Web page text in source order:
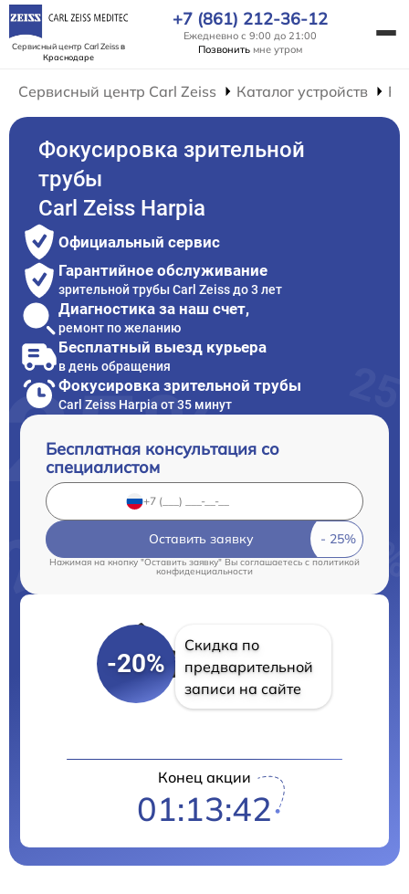
Сервисный центр Carl Zeissв
Краснодаре
+7 (861) 212-36-12
Ежедневно с 9:00 до 21:00
Позвонить мне утром
Сервисный центр Carl Zeiss Каталог устройств
Фокусировка зрительной
трубы
Carl Zeiss Harpia
Официальный сервис
Гарантийное обслуживание
зрительной трубы Carl Zeiss до 3 лет
Диагностика за наш счет,
ремонт по желанию
Бесплатный выезд курьера
в день обращения
Фокусировка зрительной трубы
Carl Zeiss Harpia от 35 минут
Бесплатная консультация со
специалистом
Оставить заявку
Нажимая на кнопку "Оставить заявку" Вы соглашаетесь cполитикой
конфиденциальности
-20%
Скидка по
предварительной
записи на сайте
Конец акции
01:13:41